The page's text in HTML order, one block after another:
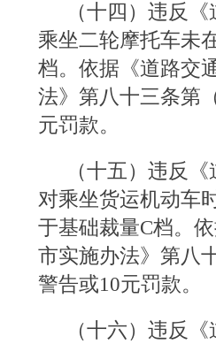
（十四）违反
乘坐二轮摩托车未
档。依据《道路交
法》第八十三条第
元罚款。
（十五）违反
对乘坐货运机动车
于基础裁量C档。
市实施办法》第八
警告或10元罚款。
（十六）违反